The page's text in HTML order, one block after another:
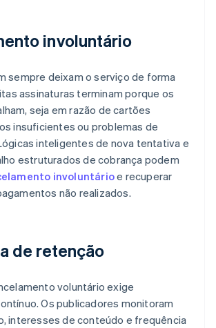
involuntário
sempre deixam o serviço de forma
assinaturas terminam porque os
seja em razão de cartões
insuficientes ou problemas de
inteligentes de nova tentativa e
estruturados de cobrança podem
involuntárioe recuperar
não realizados.
de retenção
voluntário exige
Os publicadores monitoram
interesses de conteúdo e frequência